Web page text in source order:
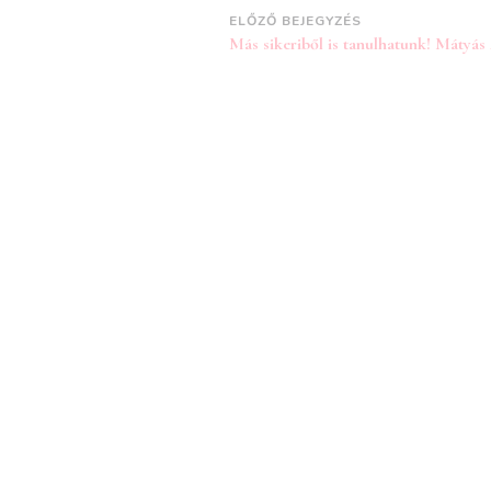
Bejegyzések
navigációja
ELŐZŐ BEJEGYZÉS
Más sikeriből is tanulhatunk!